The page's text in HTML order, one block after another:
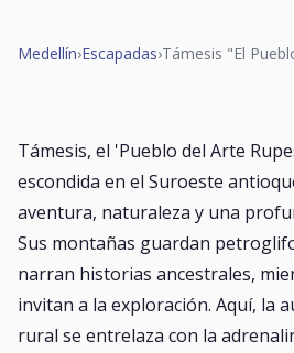
Medellín›Escapadas›Támesis "El
Támesis, el 'Pueblo del Arte
escondida en el Suroeste
aventura, naturaleza y una
Sus montañas guardan
narran historias ancestrales,
invitan a la exploración. Aquí, la
rural se entrelaza con la